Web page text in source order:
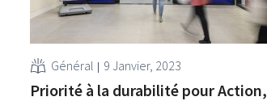
Général 9 Janvier, 2023
Priorité à la durabilité pour Action,